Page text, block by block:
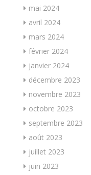
mai 2024
avril 2024
mars 2024
février 2024
janvier 2024
décembre 2023
novembre 2023
octobre 2023
septembre 2023
août 2023
juillet 2023
juin 2023